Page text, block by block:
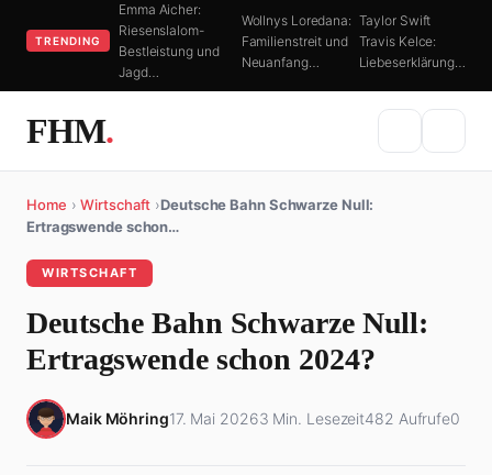
TRENDING
Emma Aicher:
Riesenslalom-
Bestleistung und
Jagd…
Wollnys Loredana:
Familienstreit und
Neuanfang…
Taylor Swift
Travis Kelce:
Liebeserklärung…
FHM.
Home › Wirtschaft ›Deutsche Bahn Schwarze Null:
Ertragswende schon…
WIRTSCHAFT
Deutsche Bahn Schwarze Null:
Ertragswende schon 2024?
Maik Möhring17. Mai 20263 Min. Lesezeit482 Aufrufe0